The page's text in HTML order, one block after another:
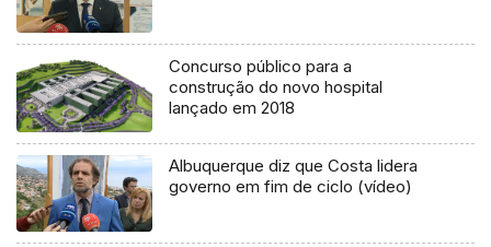
Concurso público para a
construção do novo hospital
lançado em 2018
Albuquerque diz que Costa lidera
governo em fim de ciclo (vídeo)